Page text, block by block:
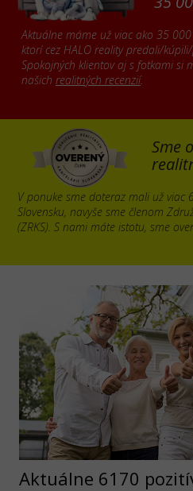
Aktuálne máme už viac ako 35
ktorí cez HALO reality predali/
Spokojných klientov aj s fotkami si
našich realitných recenzií.
Sme
V ponuke sme doteraz mali už
Slovensku, navyše sme členom
(ZRKS). S nami máte istotu, sme
Aktuálne 6170